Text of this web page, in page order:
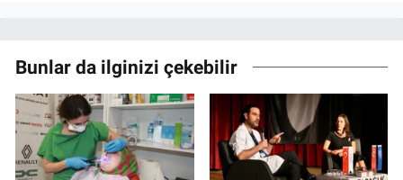
Bunlar da ilginizi çekebilir